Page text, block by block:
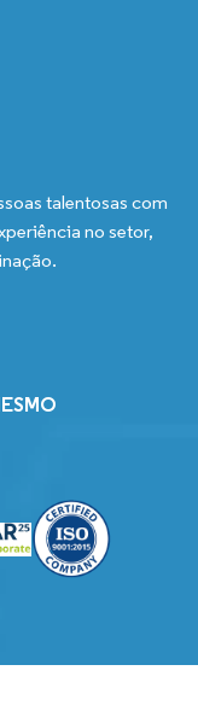
talentosas com
no setor,